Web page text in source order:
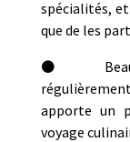
spécialités,
que de les
⚫
apporte un
voyage